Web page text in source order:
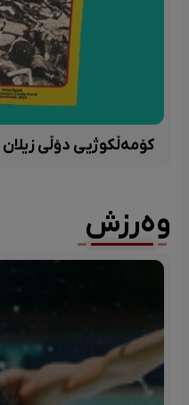
کۆمەڵکوژیی دۆڵی
وەرزش